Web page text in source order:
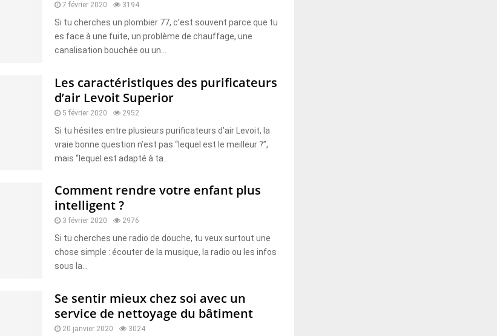
7 février 2020 3194
Si tu cherches un plombier 77, c’est souvent parce que tu
es face à une fuite, un problème de chauffage, une
canalisation bouchée ou un...
Les caractéristiques des purificateurs
d’air Levoit Superior
5 février 2020 2952
Si tu hésites entre plusieurs purificateurs d’air Levoit, la
vraie bonne question n’est pas “lequel est le meilleur ?”,
mais “lequel est adapté à ta...
Comment rendre votre enfant plus
intelligent ?
3 février 2020 2976
Si tu cherches une radio de douche, tu veux surtout une
chose simple : écouter de la musique, la radio ou les infos
sous la...
Se sentir mieux chez soi avec un
service de nettoyage du bâtiment
20 janvier 2020 3024